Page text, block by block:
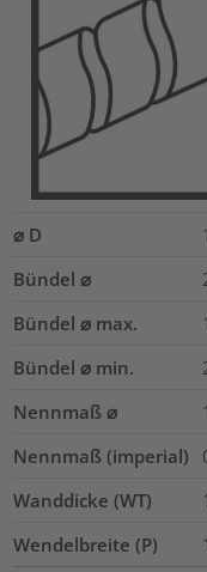
⌀ D
Bündel ⌀
Bündel ⌀ max.
Bündel ⌀ min.
Nennmaß ⌀
Nennmaß (imperial)
Wanddicke (WT)
Wendelbreite (P)